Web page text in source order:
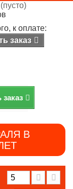
(пусто)
к оплате:
заказ
В